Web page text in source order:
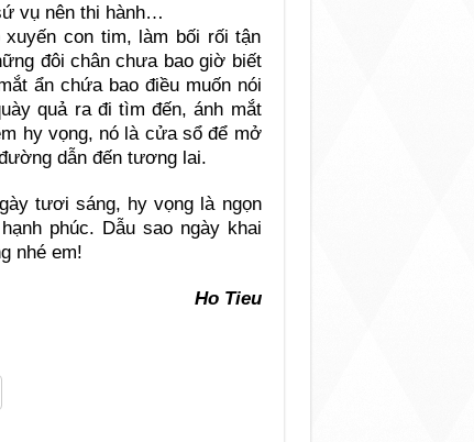
vụ nên thi hành…
con tim, làm bối rối tận
đôi chân chưa bao giờ biết
ẩn chứa bao điều muốn nói
quả ra đi tìm đến, ánh mắt
hy vọng, nó là cửa sổ để mở
dẫn đến tương lai.
tươi sáng, hy vọng là ngọn
phúc. Dẫu sao ngày khai
nhé em!
Ho Tieu